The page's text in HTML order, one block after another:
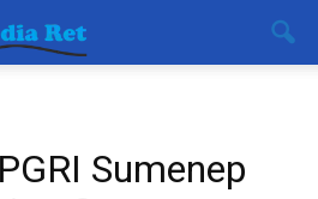
Sumenep